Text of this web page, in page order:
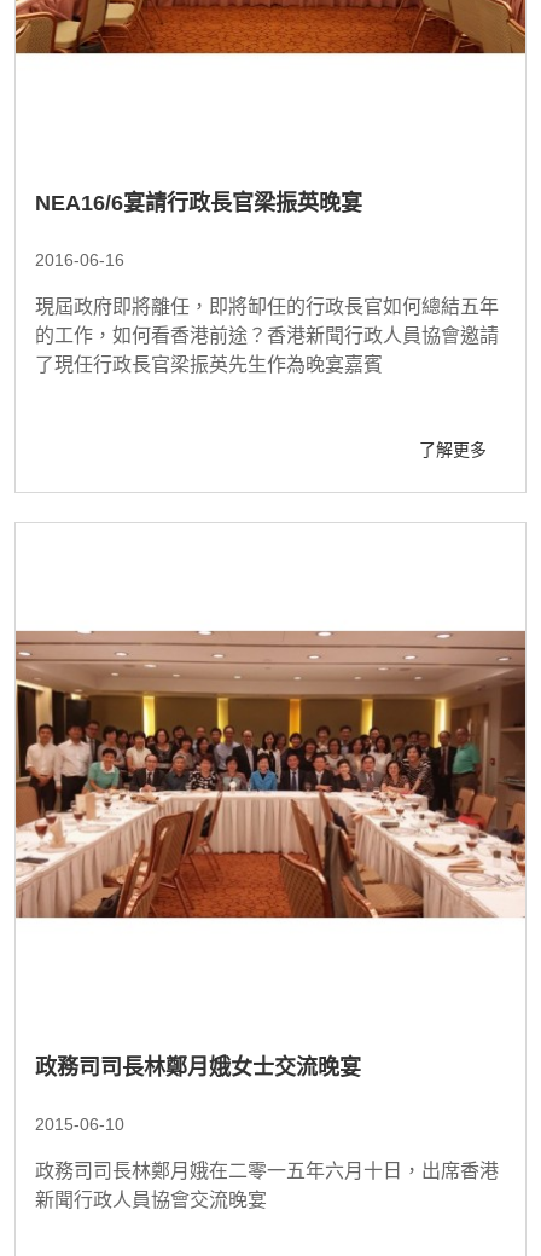
NEA16/6宴請行政長官梁振英晚宴
2016-06-16
現屆政府即將離任，即將缷任的行政長官如何總結五年
的工作，如何看香港前途？香港新聞行政人員協會邀請
了現任行政長官梁振英先生作為晚宴嘉賓
了解更多
政務司司長林鄭月娥女士交流晚宴
2015-06-10
政務司司長林鄭月娥在二零一五年六月十日，出席香港
新聞行政人員協會交流晚宴